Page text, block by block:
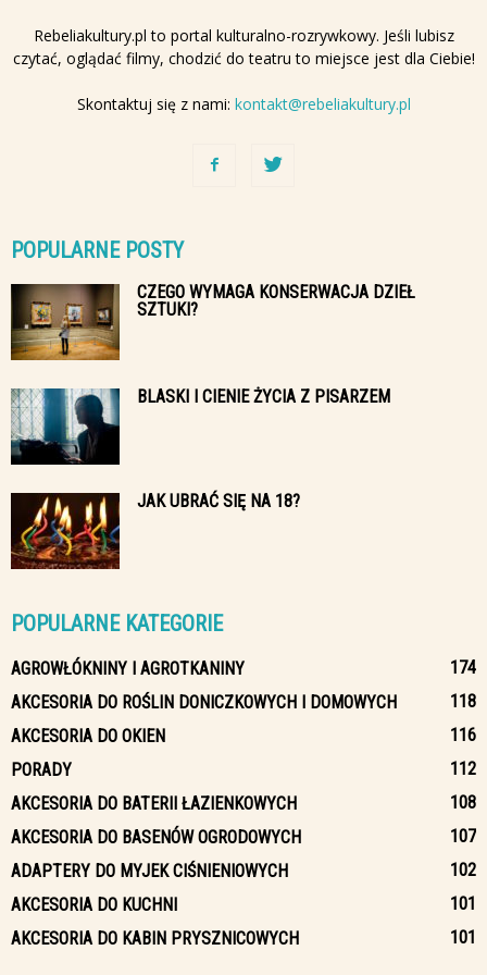
Rebeliakultury.pl to portal kulturalno-rozrywkowy. Jeśli lubisz
czytać, oglądać filmy, chodzić do teatru to miejsce jest dla Ciebie!
Skontaktuj się z nami: kontakt@rebeliakultury.pl
POPULARNE POSTY
CZEGO WYMAGA KONSERWACJA DZIEŁ
SZTUKI?
BLASKI I CIENIE ŻYCIA Z PISARZEM
JAK UBRAĆ SIĘ NA 18?
POPULARNE KATEGORIE
AGROWŁÓKNINY I AGROTKANINY
174
AKCESORIA DO ROŚLIN DONICZKOWYCH I DOMOWYCH
118
AKCESORIA DO OKIEN
116
PORADY
112
AKCESORIA DO BATERII ŁAZIENKOWYCH
108
AKCESORIA DO BASENÓW OGRODOWYCH
107
ADAPTERY DO MYJEK CIŚNIENIOWYCH
102
AKCESORIA DO KUCHNI
101
AKCESORIA DO KABIN PRYSZNICOWYCH
101